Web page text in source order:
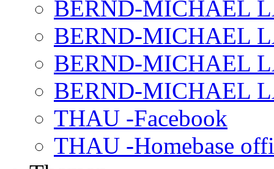
BERND-MICHAEL
BERND-MICHAEL
BERND-MICHAEL
BERND-MICHAEL
THAU -Facebook
THAU -Homebase